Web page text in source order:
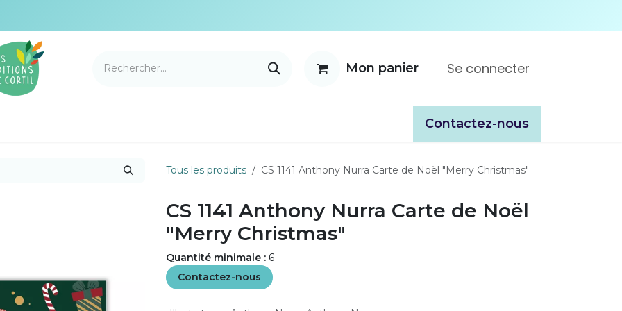
Mon panier Se connecter
Catalogues
​​Contactez-nous
Tous les produits CS 1141 Anthony Nurra Carte de Noël "Merry Christmas"
CS 1141 Anthony Nurra Carte de Noël
"Merry Christmas"
Quantité minimale : 6
Contactez-nous